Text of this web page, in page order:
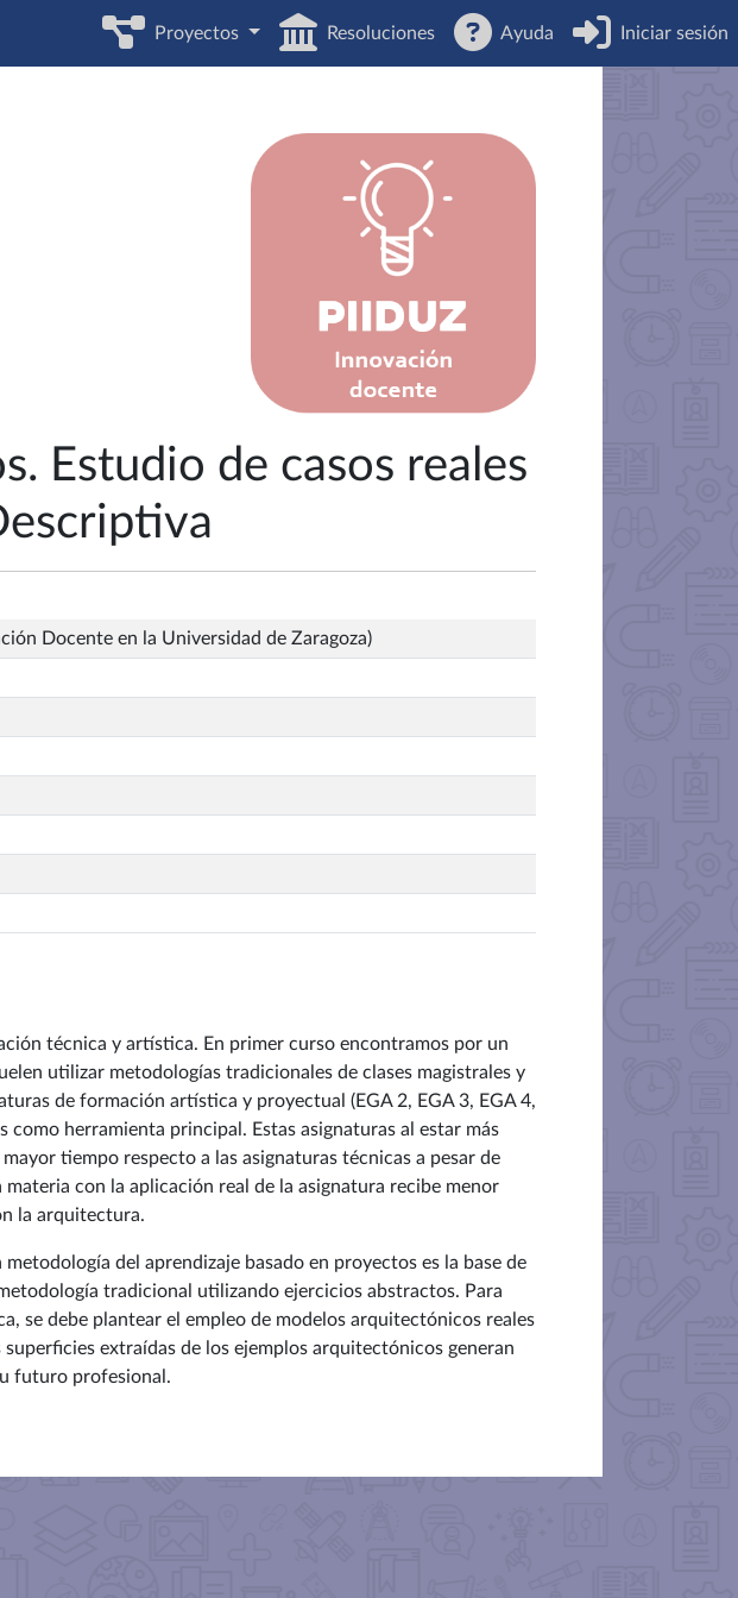
Proyectos Resoluciones Ayuda Iniciar sesión
Estudio de casos reales
Docente en la Universidad de Zaragoza)
técnica y artística. En primer curso encontramos por un
utilizar metodologías tradicionales de clases magistrales y
de formación artística y proyectual (EGA 2, EGA 3, EGA 4,
herramienta principal. Estas asignaturas al estar más
tiempo respecto a las asignaturas técnicas a pesar de
con la aplicación real de la asignatura recibe menor
la arquitectura.
del aprendizaje basado en proyectos es la base de
tradicional utilizando ejercicios abstractos. Para
se debe plantear el empleo de modelos arquitectónicos reales
extraídas de los ejemplos arquitectónicos generan
futuro profesional.